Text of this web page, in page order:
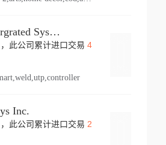
Duetto Intergrgrated Systems Inc.
此公司累计进口交易 4
Inc.
此公司累计进口交易 2